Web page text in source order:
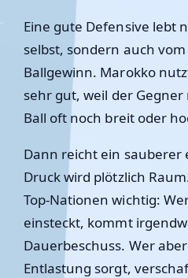
Eine gute Defensive lebt
selbst, sondern auch
Ballgewinn. Marokko
sehr gut, weil der
Ball oft noch breit oder
Dann reicht ein sauberer
Druck wird plötzlich
Top-Nationen wichtig:
einsteckt, kommt
Dauerbeschuss. Wer
Entlastung sorgt,